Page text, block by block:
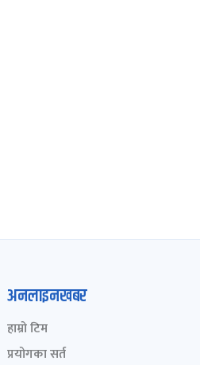
अनलाइनखबर
हाम्रो टिम
प्रयोगका सर्त